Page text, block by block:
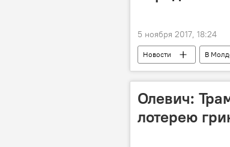
5 ноября 2017, 18:24
Новости В
государственный язык
Олевич:
лотерею